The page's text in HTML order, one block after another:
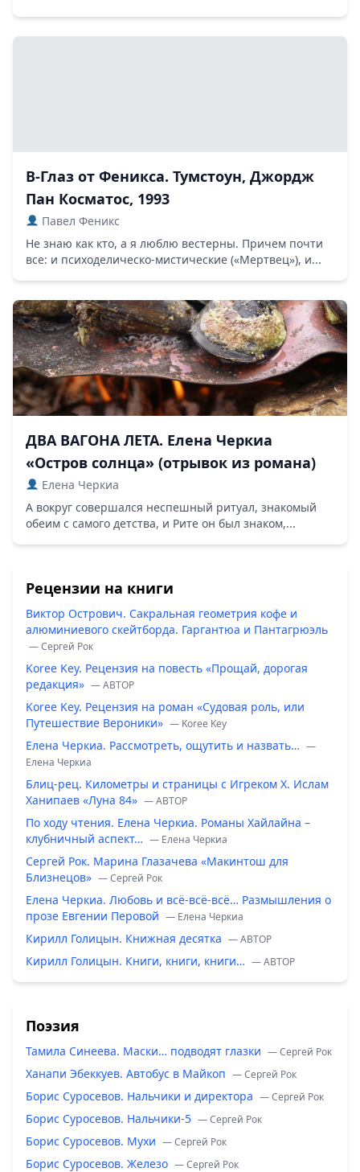
В-Глаз от Феникса. Тумстоун, Джордж
Пан Косматос, 1993
Павел Феникс
Не знаю как кто, а я люблю вестерны. Причем почти
все: и психоделическо-мистические («Мертвец»), и...
ДВА ВАГОНА ЛЕТА. Елена Черкиа
«Остров солнца» (отрывок из романа)
Елена Черкиа
А вокруг совершался неспешный ритуал, знакомый
обеим с самого детства, и Рите он был знаком,...
Рецензии на книги
Виктор Острович. Сакральная геометрия кофе и
алюминиевого скейтборда. Гаргантюа и Пантагрюэль
— Сергей Рок
Koree Key. Рецензия на повесть «Прощай, дорогая
редакция» — ABTOP
Koree Key. Рецензия на роман «Судовая роль, или
Путешествие Вероники» — Koree Key
Елена Черкиа. Рассмотреть, ощутить и назвать… —
Елена Черкиа
Блиц-рец. Километры и страницы с Игреком Х. Ислам
Ханипаев «Луна 84» — ABTOP
По ходу чтения. Елена Черкиа. Романы Хайлайна –
клубничный аспект… — Елена Черкиа
Сергей Рок. Марина Глазачева «Макинтош для
Близнецов» — Сергей Рок
Елена Черкиа. Любовь и всё-всё-всё… Размышления о
прозе Евгении Перовой — Елена Черкиа
Кирилл Голицын. Книжная десятка — ABTOP
Кирилл Голицын. Книги, книги, книги… — ABTOP
Поэзия
Тамила Синеева. Маски… подводят глазки — Сергей Рок
Ханапи Эбеккуев. Автобус в Майкоп — Сергей Рок
Борис Суросевов. Нальчики и директора — Сергей Рок
Борис Суросевов. Нальчики-5 — Сергей Рок
Борис Суросевов. Мухи — Сергей Рок
Борис Суросевов. Железо — Сергей Рок